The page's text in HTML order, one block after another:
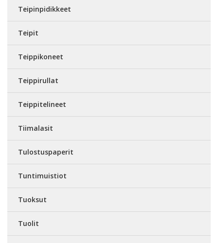
Teipinpidikkeet
Teipit
Teippikoneet
Teippirullat
Teippitelineet
Tiimalasit
Tulostuspaperit
Tuntimuistiot
Tuoksut
Tuolit